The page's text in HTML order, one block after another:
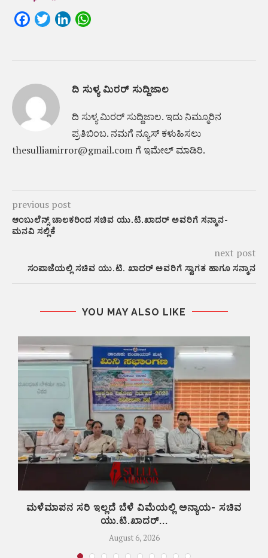
FacebookTwitterLinkedIn
ದಿ ಸುಳ್ಯ ಮಿರರ್ ಸುದ್ದಿಜಾಲ
ದಿ ಸುಳ್ಯ ಮಿರರ್‌ ಸುದ್ದಿಜಾಲ. ಇದು ನಿಮ್ಮೂರಿನ
ಪ್ರತಿಬಿಂಬ. ನಮಗೆ ನ್ಯೂಸ್‌ ಕಳುಹಿಸಲು
thesulliamirror@gmail.com ಗೆ ಇಮೇಲ್ ಮಾಡಿರಿ.
previous post
ಆಂಬುಲೆನ್ಸ್ ಚಾಲಕರಿಂದ ಸಚಿವ ಯು.ಟಿ.ಖಾದರ್ ಅವರಿಗೆ ಸನ್ಮಾನ-
ಮನವಿ ಸಲ್ಲಿಕೆ
next post
ಸಂಪಾಜೆಯಲ್ಲಿ ಸಚಿವ ಯು.ಟಿ. ಖಾದರ್‌ ಅವರಿಗೆ ಸ್ವಾಗತ ಹಾಗೂ ಸನ್ಮಾನ
YOU MAY ALSO LIKE
ಮಳೆಮಾಪನ ಸರಿ ಇಲ್ಲದೆ ಬೆಳೆ ವಿಮೆಯಲ್ಲಿ ಅನ್ಯಾಯ- ಸಚಿವ
ಯು.ಟಿ.ಖಾದರ್...
August 6, 2026